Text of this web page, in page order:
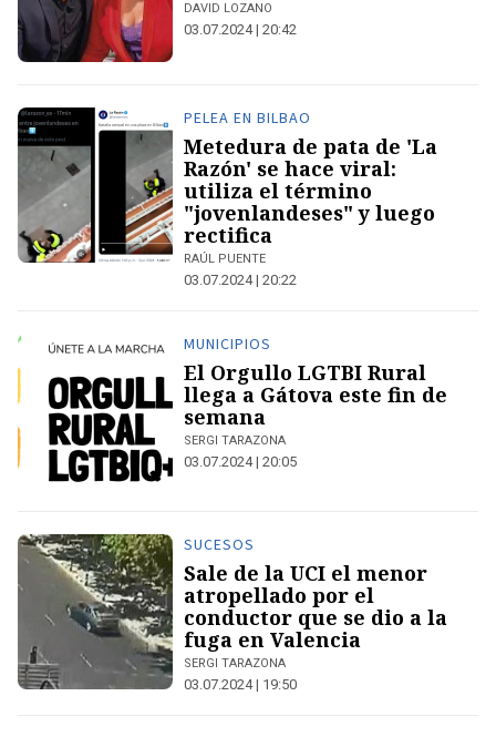
DAVID LOZANO
03.07.2024 | 20:42
PELEA EN BILBAO
Metedura de pata de 'La
Razón' se hace viral:
utiliza el término
"jovenlandeses" y luego
rectifica
RAÚL PUENTE
03.07.2024 | 20:22
MUNICIPIOS
El Orgullo LGTBI Rural
llega a Gátova este fin de
semana
SERGI TARAZONA
03.07.2024 | 20:05
SUCESOS
Sale de la UCI el menor
atropellado por el
conductor que se dio a la
fuga en Valencia
SERGI TARAZONA
03.07.2024 | 19:50